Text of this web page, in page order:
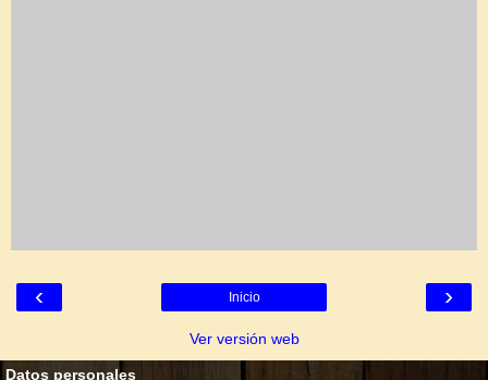
‹ ›
Inicio
Ver versión web
Datos personales